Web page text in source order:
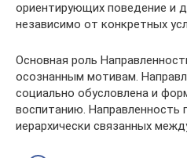
ориентирующих поведение и
независимо от конкретных
Основная роль
осознанным мотивам.
социально обусловлена и
воспитанию. Направленность
иерархически связанных